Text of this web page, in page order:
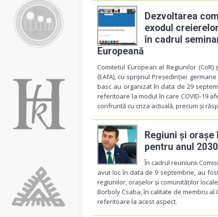
Dezvoltarea
exodul
în cadrul
Europeană
Comitetul European al Regiunilor
(EAfA), cu sprijinul Președinției
basc au organizat în data de 29
referitoare la modul în care COVID-19
confruntă cu criza actuală, precum și
Regiuni și
pentru anul 2030
În cadrul reuniunii
avut loc în data de 9 septembrie, au
regiunilor, orașelor și comunităților
Borboly Csaba, în calitate de membru
referitoare la acest aspect.